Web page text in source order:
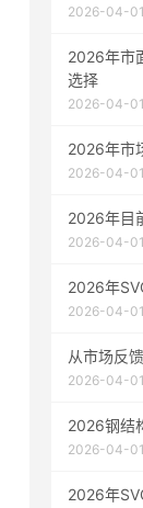
2026-04-01
2026年市
选择
2026-04-01
2026年市
2026-04-01
2026年目
2026-04-01
2026年
2026-04-01
从市场反
2026-04-01
2026钢结
2026-04-01
2026年